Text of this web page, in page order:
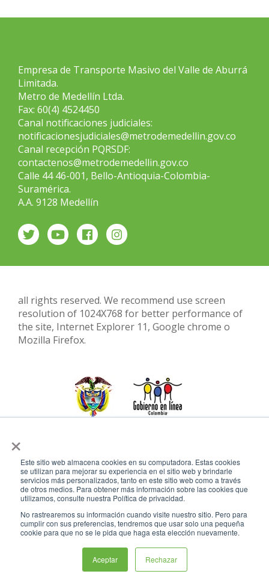
×
Este sitio web almacena cookies en su computadora. Estas cookies
se utilizan para mejorar su experiencia en el sitio web y brindarle
servicios más personalizados, tanto en este sitio web como a través
de otros medios. Para obtener más información sobre las cookies que
utilizamos, consulte nuestra Política de privacidad.
No rastrearemos su información cuando visite nuestro sitio. Pero para
cumplir con sus preferencias, tendremos que usar solo una pequeña
cookie para que no se le pida que haga esta elección nuevamente.
Aceptar Rechazar
Empresa de Transporte Masivo del Valle de Aburrá
Limitada.
Metro de Medellín Ltda.
Fax: 60(4) 4524450
Canal notificaciones judiciales:
notificacionesjudiciales@metrodemedellin.gov.co
Canal recepción PQRSDF:
contactenos@metrodemedellin.gov.co
Calle 44 46-001, Bello-Antioquia-Colombia-
Suramérica.
A.A. 9128 Medellín
all rights reserved. We recommend use screen
resolution of 1024X768 for better performance of
the site, Internet Explorer 11, Google chrome o
Mozilla Firefox.
Conoce GOV.CO aquí